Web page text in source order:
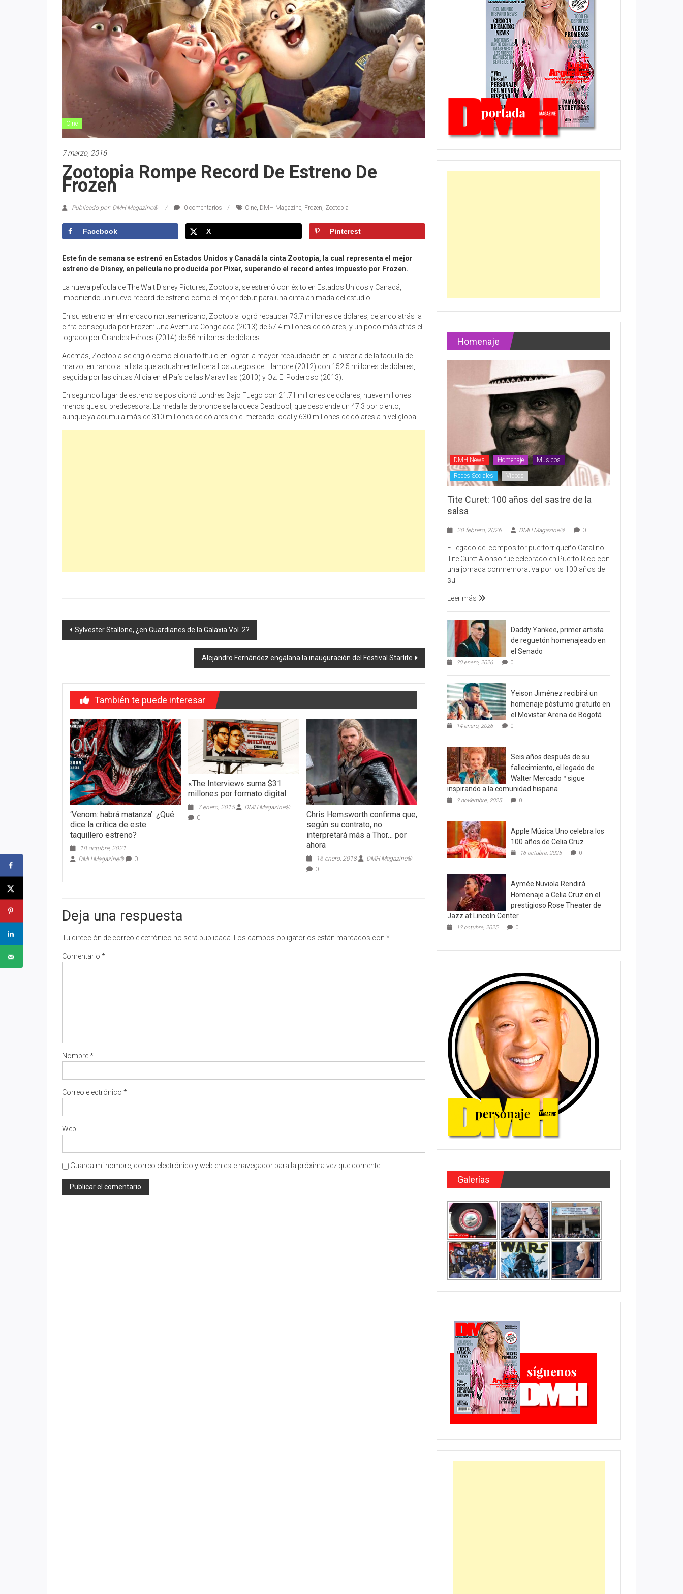
Cine
7 marzo, 2016
Zootopia Rompe Record De Estreno De
Frozen
Publicado por: DMH Magazine® 0 comentarios Cine, DMH Magazine, Frozen, Zootopia
Facebook X Pinterest
Este fin de semana se estrenó en Estados Unidos y Canadá la cinta Zootopia, la cual representa el mejor
estreno de Disney, en película no producida por Pixar, superando el record antes impuesto por Frozen.
La nueva película de The Walt Disney Pictures, Zootopia, se estrenó con éxito en Estados Unidos y Canadá,
imponiendo un nuevo record de estreno como el mejor debut para una cinta animada del estudio.
En su estreno en el mercado norteamericano, Zootopia logró recaudar 73.7 millones de dólares, dejando atrás la
cifra conseguida por Frozen: Una Aventura Congelada (2013) de 67.4 millones de dólares, y un poco más atrás el
logrado por Grandes Héroes (2014) de 56 millones de dólares.
Además, Zootopia se erigió como el cuarto título en lograr la mayor recaudación en la historia de la taquilla de
marzo, entrando a la lista que actualmente lidera Los Juegos del Hambre (2012) con 152.5 millones de dólares,
seguida por las cintas Alicia en el País de las Maravillas (2010) y Oz: El Poderoso (2013).
En segundo lugar de estreno se posicionó Londres Bajo Fuego con 21.71 millones de dólares, nueve millones
menos que su predecesora. La medalla de bronce se la queda Deadpool, que desciende un 47.3 por ciento,
aunque ya acumula más de 310 millones de dólares en el mercado local y 630 millones de dólares a nivel global.
Navegación
Sylvester Stallone, ¿en Guardianes de la Galaxia Vol. 2?
Alejandro Fernández engalana la inauguración del Festival Starlite
También te puede interesar
‘Venom: habrá matanza’: ¿Qué
dice la crítica de este
taquillero estreno?
18 octubre, 2021
DMH Magazine®
0
«The Interview» suma $31
millones por formato digital
7 enero, 2015
DMH Magazine®
0
Chris Hemsworth confirma que,
según su contrato, no
interpretará más a Thor… por
ahora
16 enero, 2018
DMH Magazine®
0
Deja una respuesta
Tu dirección de correo electrónico no será publicada. Los campos obligatorios están marcados con *
Comentario *
Nombre*
Correo electrónico *
Web
Guarda mi nombre, correo electrónico y web en este navegador para la próxima vez que comente.
Homenaje
DMH News Homenaje Músicos
Redes Sociales Videos
Tite Curet: 100 años del sastre de la
salsa
20 febrero, 2026 DMH Magazine® 0
El legado del compositor puertorriqueño Catalino
Tite Curet Alonso fue celebrado en Puerto Rico con
una jornada conmemorativa por los 100 años de
su
Leer más
Daddy Yankee, primer artista
de reguetón homenajeado en
el Senado
30 enero, 2026 0
Yeison Jiménez recibirá un
homenaje póstumo gratuito en
el Movistar Arena de Bogotá
14 enero, 2026 0
Seis años después de su
fallecimiento, el legado de
Walter Mercado™ sigue
inspirando a la comunidad hispana
3 noviembre, 2025 0
Apple Música Uno celebra los
100 años de Celia Cruz
16 octubre, 2025 0
Aymée Nuviola Rendirá
Homenaje a Celia Cruz en el
prestigioso Rose Theater de
Jazz at Lincoln Center
13 octubre, 2025 0
Galerías